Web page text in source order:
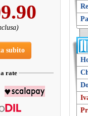
subito
rate